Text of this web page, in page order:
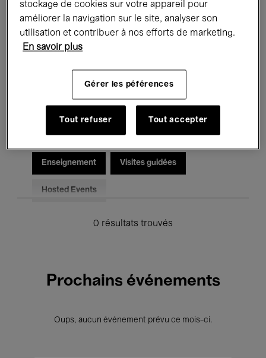
Expositions Films Performances
Rencontres & Débats Jazz
Musique électronique
Pour tous Kids’ Palace
Enseignement Visites guidées
Hosted Events
0 résultats trouvés
Prochains événements
Oups, aucun événement prévu ce mois-ci.
stockage de cookies sur votre appareil pour
améliorer la navigation sur le site, analyser son
utilisation et contribuer à nos efforts de marketing.
En savoir plus
Gérer les péférences
Tout refuser Tout accepter